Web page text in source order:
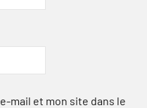
mail et mon site dans le